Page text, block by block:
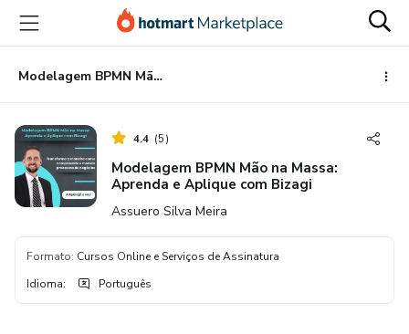
para
conteúdo
principal
para
pagamento
para
rodapé
Modelagem BPMN Mão na Massa: Aprenda e Aplique com Bizagi
4.4 (5)
Modelagem BPMN Mão na Massa:
Aprenda e Aplique com Bizagi
Assuero Silva Meira
Formato: Cursos Online e Serviços de Assinatura
Idioma: Português